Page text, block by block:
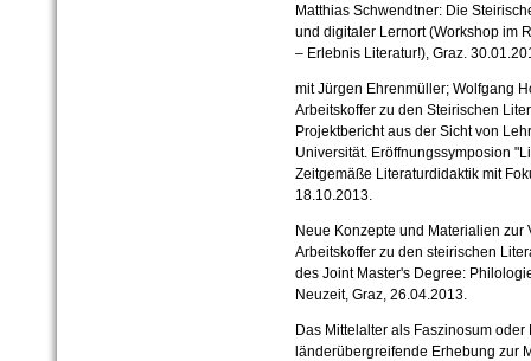
Matthias Schwendtner: Die
und digitaler Lernort (Workshop im
– Erlebnis Literatur!), Graz.
mit Jürgen Ehrenmüller; Wolfgang
Arbeitskoffer zu den Steirischen
Projektbericht aus der Sicht von
Universität. Eröffnungssymposion
Zeitgemäße Literaturdidaktik mit
18.10.2013.
Neue Konzepte und Materialien zur
Arbeitskoffer zu den steirischen
des Joint Master's Degree:
Neuzeit, Graz, 26.04.2013.
Das Mittelalter als Faszinosum
länderübergreifende Erhebung zur